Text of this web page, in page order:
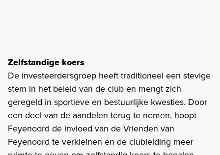
Zelfstandige koers
De investeerdersgroep heeft traditioneel een stevige
stem in het beleid van de club en mengt zich
geregeld in sportieve en bestuurlijke kwesties. Door
een deel van de aandelen terug te nemen, hoopt
Feyenoord de invloed van de Vrienden van
Feyenoord te verkleinen en de clubleiding meer